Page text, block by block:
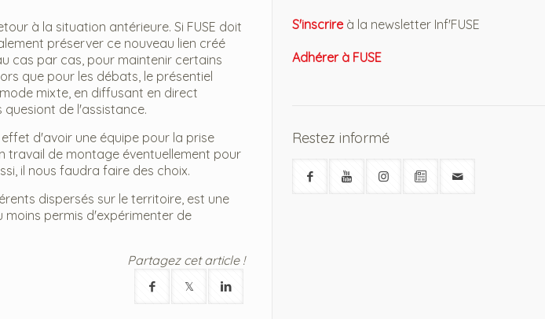
à la situation antérieure. Si FUSE doit
préserver ce nouveau lien créé
cas par cas, pour maintenir certains
que pour les débats, le présentiel
mixte, en diffusant en direct
de l'assistance.
d'avoir une équipe pour la prise
travail de montage éventuellement pour
il nous faudra faire des choix.
dispersés sur le territoire, est une
permis d'expérimenter de
Partagez cet article !
S'inscrireà la newsletter Inf'FUSE
Adhérer à FUSE
Restez informé